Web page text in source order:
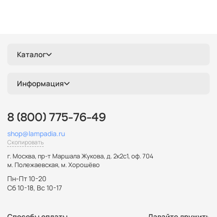
Каталог
Информация
8 (800) 775-76-49
shop@lampadia.ru
Скопировать
г. Москва, пр-т Маршала Жукова, д. 2к2с1, оф. 704
м. Полежаевская, м. Хорошёво
Пн-Пт 10-20
Сб 10-18, Вс 10-17